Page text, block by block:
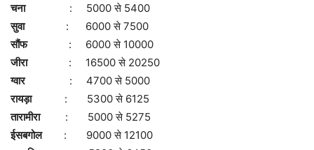
चना : 5000 से 5400
सुवा : 6000 से 7500
सौंफ
: 6000 से 10000
जीरा : 16500 से 20250
ग्वार
: 4700 से 5000
रायड़ा : 5300 से 6125
तारामीरा: 5000 से 5275
ईसबगोल
: 9000 से 12100